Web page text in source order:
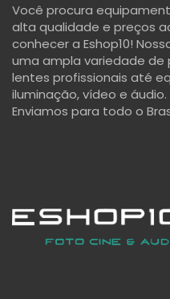
Você procura
alta qualidade e preços
conhecer a Eshop10!
uma ampla variedade de
lentes profissionais até
iluminação, vídeo e áudio.
Enviamos para todo o